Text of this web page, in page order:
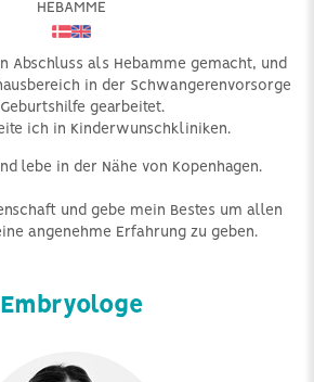
HEBAMME
Abschluss als Hebamme gemacht, und
in der Schwangerenvorsorge
gearbeitet.
ich in Kinderwunschkliniken.
lebe in der Nähe von Kopenhagen.
und gebe mein Bestes um allen
angenehme Erfahrung zu geben.
Embryologe